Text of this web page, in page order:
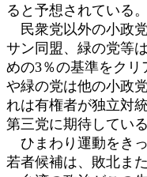
ると予想されている。
民衆党以外の小政
サン同盟、緑の党等
めの3％の基準をク
や緑の党は他の小政
れは有権者が独立対
第三党に期待してい
ひまわり運動をき
若者候補は、敗北ま